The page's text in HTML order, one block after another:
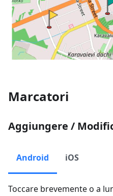
Marcatori
Aggiungere /
Android iOS
Toccare brevemente o a